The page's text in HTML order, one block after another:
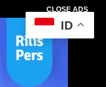
CLOSE ADS
ID